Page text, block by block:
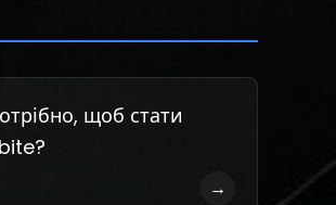
щоб стати
→